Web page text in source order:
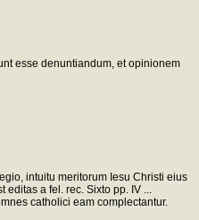
esse denuntiandum, et opinionem
intuitu meritorum Iesu Christi eius
a fel. rec. Sixto pp. IV ...
catholici eam complectantur.